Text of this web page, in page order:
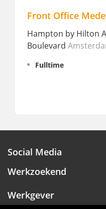
Front Office
Hampton by Hilton
BoulevardAmsterdam
Fulltime
Social Media
Werkzoekend
Werkgever